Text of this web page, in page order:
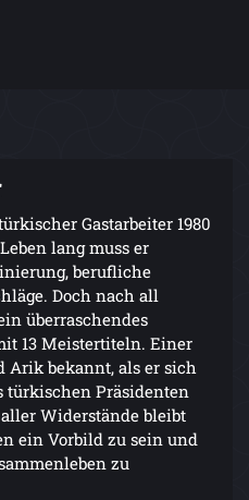
Gastarbeiter 1980
lang muss er
berufliche
Doch nach all
überraschendes
13 Meistertiteln. Einer
bekannt, als er sich
türkischen Präsidenten
Widerstände bleibt
ein Vorbild zu sein und
zu